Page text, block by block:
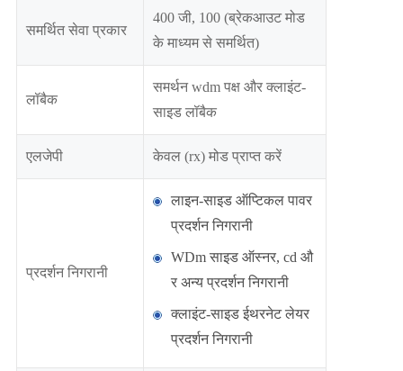
समर्थित सेवा प्रकार
400 जी, 100 (ब्रेकआउट मोड
के माध्यम से समर्थित)
लॉबैक
समर्थन wdm पक्ष और क्लाइंट-
साइड लॉबैक
एलजेपी केवल (rx) मोड प्राप्त करें
प्रदर्शन निगरानी
लाइन-साइड ऑप्टिकल पावर
प्रदर्शन निगरानी
WDm साइड ऑस्नर, cd औ
र अन्य प्रदर्शन निगरानी
क्लाइंट-साइड ईथरनेट लेयर
प्रदर्शन निगरानी